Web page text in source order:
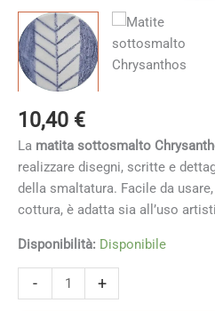
10,40 €
La matita sottosmalto
realizzare disegni, scritte e
della smaltatura. Facile da
cottura, è adatta sia all’uso
Disponibilità: Disponibile
-
sottosmalto
+